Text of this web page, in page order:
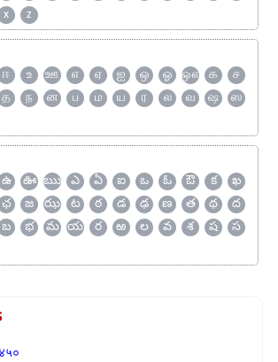
x z
ஈ உ ஊ எ ஏ ஐ ஒ ஓ ஔ க
ச
த ந ன ப ம ய ர ல வ ஷ
ஸ
ఉ ఊ ఋ ఎ ఏ ఐ ఒ ఓ ఔ క
ఖ
ఛ జ ఝ ట ఠ డ ఢ ణ త థ
ద
బ భ మ య ర ఱ ల వ శ ష
స